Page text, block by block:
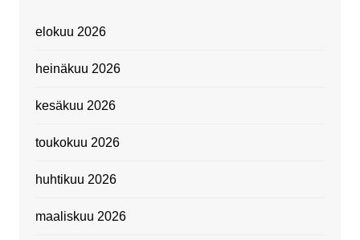
elokuu 2026
heinäkuu 2026
kesäkuu 2026
toukokuu 2026
huhtikuu 2026
maaliskuu 2026